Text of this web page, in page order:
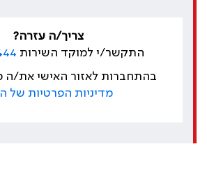
צריך/ה עזרה?
התקשר/י למוקד השירות
בהתחברות לאזור האישי את/
מדיניות הפרטיות של